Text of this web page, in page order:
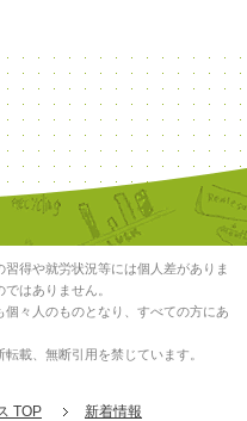
得や就労状況等には個人差がありま
はありません。
々人のものとなり、すべての方にあ
載、無断引用を禁じています。
TOP
新着情報